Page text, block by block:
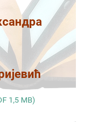
1,5 MB)